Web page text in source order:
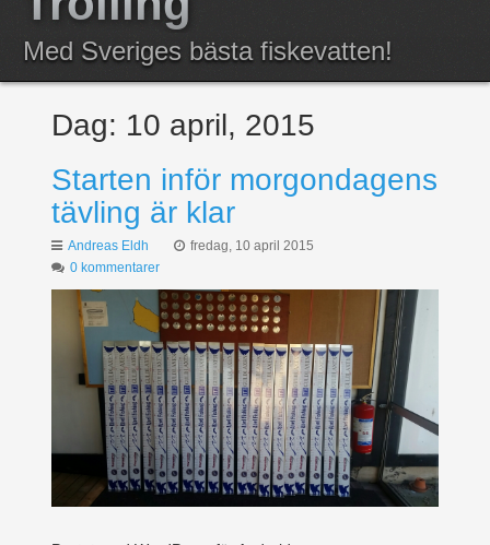
Med Sveriges bästa fiskevatten!
Resultat
Dag: 10 april, 2015
Starten inför morgondagens
tävling är klar
Andreas Eldh
fredag, 10 april 2015
0 kommentarer